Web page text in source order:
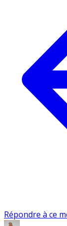
Répondre à ce